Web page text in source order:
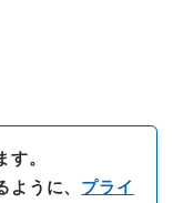
。
うに、 プライ